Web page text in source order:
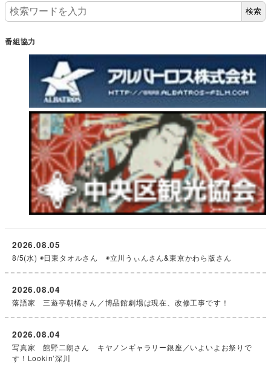
検索
番組協力
8/5(水) ◉日東タオルさん ◉立川うぃんさん&東京かわら版さん
2026.08.05
落語家 三遊亭朝橘さん／博品館劇場は現在、改修工事です！
2026.08.04
写真家 館野二朗さん キヤノンギャラリー銀座／いよいよお祭りで
す！Lookin’深川
2026.08.04